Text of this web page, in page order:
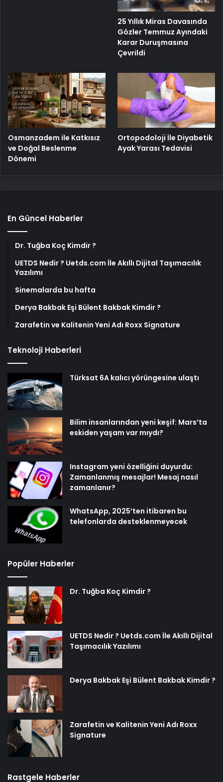
25 Yıllık Miras Davasında
Gözler Temmuz Ayındaki
Karar Duruşmasına
Çevrildi
Osmanzadem ile Katkısız
ve Doğal Beslenme
Dönemi
Ortopodoloji İle Diyabetik
Ayak Yarası Tedavisi
En Güncel Haberler
Dr. Tuğba Koç Kimdir ?
UETDS Nedir ? Uetds.com İle Akıllı Dijital Taşımacılık
Yazılımı
Sinemalarda bu hafta
Derya Bakbak Eşi Bülent Bakbak Kimdir ?
Zarafetin ve Kalitenin Yeni Adı Roxx Signature
Teknoloji Haberleri
Türksat 6A kalıcı yörüngesine ulaştı
Bilim insanlarından yeni keşif: Mars’ta
eskiden yaşam var mıydı?
Instagram yeni özelliğini duyurdu:
Zamanlanmış mesajlar! Mesaj nasıl
zamanlanır?
WhatsApp, 2025’ten itibaren bu
telefonlarda desteklenmeyecek
Popüler Haberler
Dr. Tuğba Koç Kimdir ?
UETDS Nedir ? Uetds.com İle Akıllı Dijital
Taşımacılık Yazılımı
Derya Bakbak Eşi Bülent Bakbak Kimdir ?
Zarafetin ve Kalitenin Yeni Adı Roxx
Signature
Rastgele Haberler